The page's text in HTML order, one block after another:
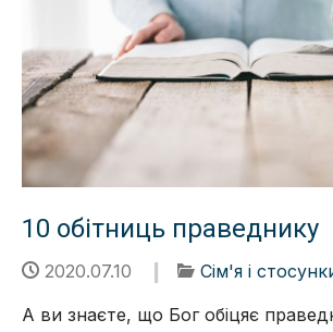
10 обітниць праведнику
2020.07.10
Сім'я і
А ви знаєте, що Бог обіцяє